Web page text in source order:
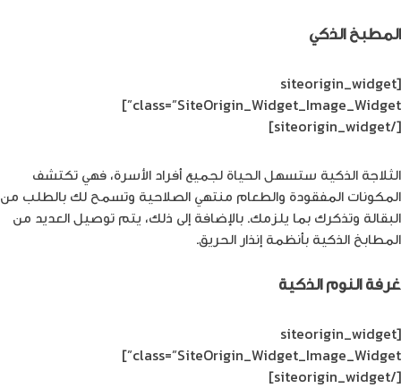
المطبخ الذكي
[siteorigin_widget
class=”SiteOrigin_Widget_Image_Widget”]
[/siteorigin_widget]
الثلاجة الذكية ستسهل الحياة لجميع أفراد الأسرة، فهي تكتشف
المكونات المفقودة والطعام منتهي الصلاحية وتسمح لك بالطلب من
البقالة وتذكرك بما يلزمك. بالإضافة إلى ذلك، يتم توصيل العديد من
المطابخ الذكية بأنظمة إنذار الحريق.
غرفة النوم الذكية
[siteorigin_widget
class=”SiteOrigin_Widget_Image_Widget”]
[/siteorigin_widget]